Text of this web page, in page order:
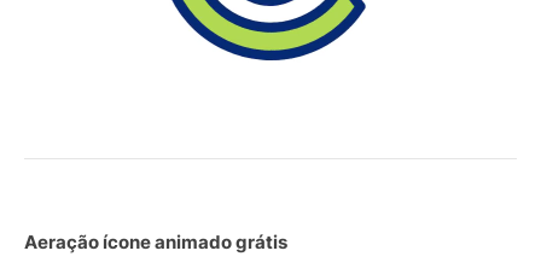
Aeração ícone animado grátis